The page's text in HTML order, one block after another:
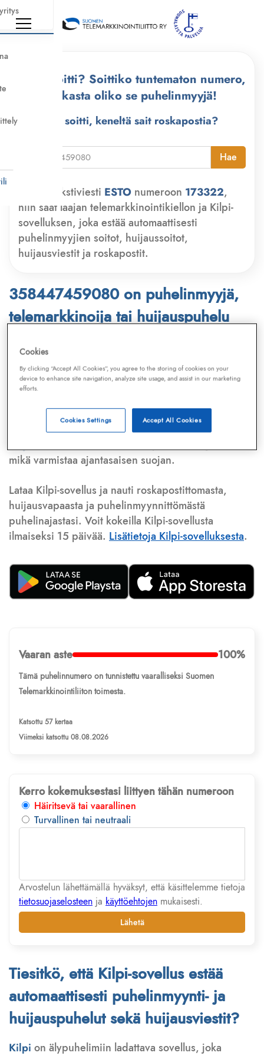
Kuka soitti? Soittiko tuntematon numero,
tarkasta oliko se puhelinmyyjä!
Kuka soitti, keneltä sait roskapostia?
Hae
Lähetä tekstiviesti ESTO numeroon 173322,
niin saat laajan telemarkkinointikiellon ja Kilpi-
sovelluksen, joka estää automaattisesti
puhelinmyyjien soitot, huijaussoitot,
huijausviestit ja roskapostit.
358447459080 on puhelinmyyjä,
telemarkkinoija tai huijauspuhelu
Puhelinnumero
Telemarkkinointiliiton jaKilpi-sovelluksen
tietokannasta, joka kattaa satoja tuhansia
Lisäksi tunnistamme automaattisesti, jos kyseessä on
puhelinhuijarin numero, sähköpostiosoitetai
huijausviesti. Tietokantaamme päivitetään jatkuvasti,
mikä varmistaa ajantasaisen suojan.
Lataa Kilpi-sovellus ja nauti roskapostittomasta,
huijausvapaasta ja puhelinmyynnittömästä
puhelinajastasi. Voit kokeilla Kilpi-sovellusta
ilmaiseksi 15 päivää. Lisätietoja Kilpi-sovelluksesta.
Vaaran aste 100%
Tämä puhelinnumero on tunnistettu vaaralliseksi Suomen
Telemarkkinointiliiton toimesta.
Katsottu 57 kertaa
Viimeksi katsottu 08.08.2026
Kerro kokemuksestasi liittyen tähän numeroon
Häiritsevä tai vaarallinen
Turvallinen tai neutraali
Arvostelun lähettämällä hyväksyt, että käsittelemme tietoja
tietosuojaselosteen ja käyttöehtojen mukaisesti.
Lähetä
Tiesitkö, että Kilpi-sovellus estää
automaattisesti puhelinmyynti- ja
huijauspuhelut sekä huijausviestit?
Kilpi on älypuhelimiin ladattava sovellus, joka
Cookies
By clicking “Accept All Cookies”, you agree to the storing of cookies on your
device to enhance site navigation, analyze site usage, and assist in our marketing
efforts.
Accept All Cookies
Cookies Settings